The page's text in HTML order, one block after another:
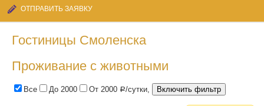
ОТПРАВИТЬ ЗАЯВКУ
Гостиницы Смоленска
Проживание с животными
Все До 2000 От 2000 Р/сутки,